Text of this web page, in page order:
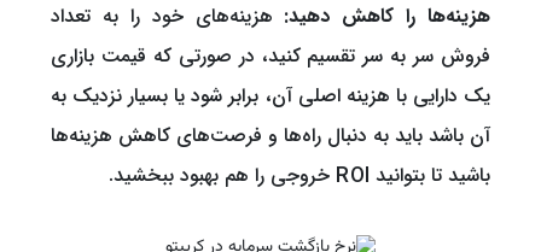
هزینه‌ها را کاهش دهید: هزینه‌های خود را به تعداد
فروش سر به سر تقسیم کنید، در صورتی که قیمت بازاری
یک دارایی با هزینه اصلی آن، برابر شود یا بسیار نزدیک به
آن باشد باید به دنبال راه‌ها و فرصت‌های کاهش هزینه‌ها
باشید تا بتوانید ROI خروجی را هم بهبود ببخشید.